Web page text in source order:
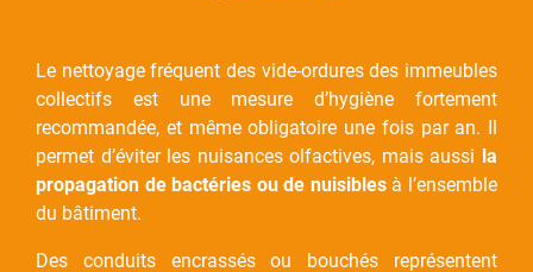
Le nettoyage fréquent des vide-ordures des immeubles
collectifs est une mesure d’hygiène fortement
recommandée, et même obligatoire une fois par an. Il
permet d’éviter les nuisances olfactives, mais aussi la
propagation de bactéries ou de nuisiblesà l’ensemble
du bâtiment.
Des conduits encrassés ou bouchés représentent